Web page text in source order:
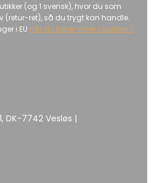
(og 1 svensk), hvor du som
(retur-ret), så du trygt kan handle.
i EU når du køber varer i butikker i
DK-7742 Vesløs |